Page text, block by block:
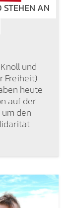
STEHEN AN
und
Freiheit)
heute
auf der
den